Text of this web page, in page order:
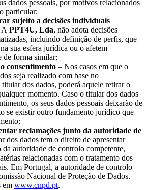
dados pessoais, por motivos relacionados
particular;
sujeito a decisões individuais
A PPT4U, Lda, não adota decisões
incluindo definição de perfis, que
sua esfera jurídica ou o afetem
de forma similar;
consentimento – Nos casos em que o
seja realizado com base no
dos dados, poderá aquele retirar o
momento. Caso o titular dos dados
os seus dados pessoais deixarão de
se existir outro fundamento jurídico que
reclamações junto da autoridade de
dos dados tem o direito de apresentar
da autoridade de controlo competente,
relacionadas com o tratamento dos
Em Portugal, a autoridade de controlo
Nacional de Proteção de Dados.
em www.cnpd.pt.